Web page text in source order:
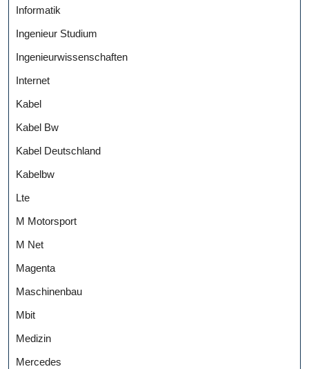
Informatik
Ingenieur Studium
Ingenieurwissenschaften
Internet
Kabel
Kabel Bw
Kabel Deutschland
Kabelbw
Lte
M Motorsport
M Net
Magenta
Maschinenbau
Mbit
Medizin
Mercedes